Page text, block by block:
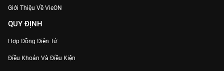
Giới Thiệu Về VieON
QUY ĐỊNH
Hợp Đồng Điện Tử
Điều Khoản Và Điều Kiện